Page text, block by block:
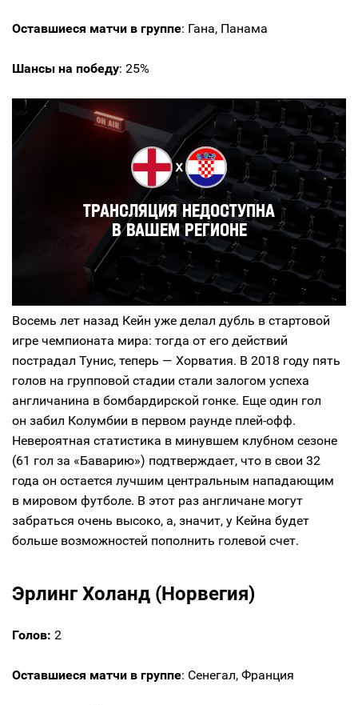
Оставшиеся матчи в группе: Гана, Панама
Шансы на победу: 25%
Восемь лет назад Кейн уже делал дубль в стартовой
игре чемпионата мира: тогда от его действий
пострадал Тунис, теперь — Хорватия. В 2018 году пять
голов на групповой стадии стали залогом успеха
англичанина в бомбардирской гонке. Еще один гол
он забил Колумбии в первом раунде плей-офф.
Невероятная статистика в минувшем клубном сезоне
(61 гол за «Баварию») подтверждает, что в свои 32
года он остается лучшим центральным нападающим
в мировом футболе. В этот раз англичане могут
забраться очень высоко, а, значит, у Кейна будет
больше возможностей пополнить голевой счет.
Эрлинг Холанд (Норвегия)
Голов: 2
Оставшиеся матчи в группе: Сенегал, Франция